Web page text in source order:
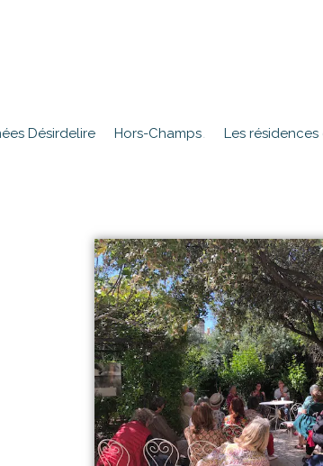
Désirdelire Hors-Champs Les résidences